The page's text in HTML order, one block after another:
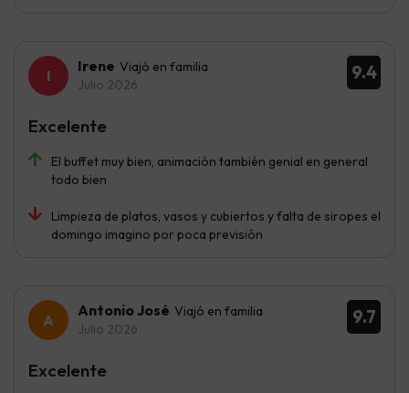
9.4
Irene Viajó en familia
Julio 2026
El buffet muy bien, animación también genial en general
todo bien
Limpieza de platos, vasos y cubiertos y falta de siropes el
domingo imagino por poca previsión
Excelente
9.7
Antonio José Viajó en familia
Julio 2026
Excelente